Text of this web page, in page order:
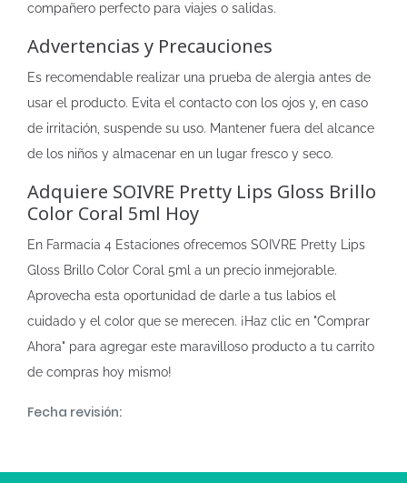
compañero perfecto para viajes o salidas.
Advertencias y Precauciones
Es recomendable realizar una prueba de alergia antes de
usar el producto. Evita el contacto con los ojos y, en caso
de irritación, suspende su uso. Mantener fuera del alcance
de los niños y almacenar en un lugar fresco y seco.
Adquiere SOIVRE Pretty Lips Gloss Brillo
Color Coral 5ml Hoy
En Farmacia 4 Estaciones ofrecemos SOIVRE Pretty Lips
Gloss Brillo Color Coral 5ml a un precio inmejorable.
Aprovecha esta oportunidad de darle a tus labios el
cuidado y el color que se merecen. ¡Haz clic en "Comprar
Ahora" para agregar este maravilloso producto a tu carrito
de compras hoy mismo!
Fecha revisión: